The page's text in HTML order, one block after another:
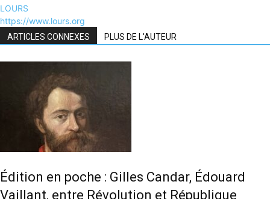
LOURS
https://www.lours.org
ARTICLES CONNEXES PLUS DE L'AUTEUR
Édition en poche : Gilles Candar, Édouard
Vaillant, entre Révolution et République